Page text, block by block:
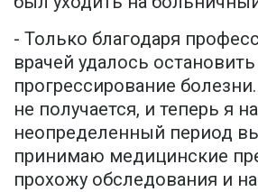
- Только благодаря
врачей удалось остановить
прогрессирование
не получается, и теперь я на
неопределенный период
принимаю медицинские
прохожу обследования и